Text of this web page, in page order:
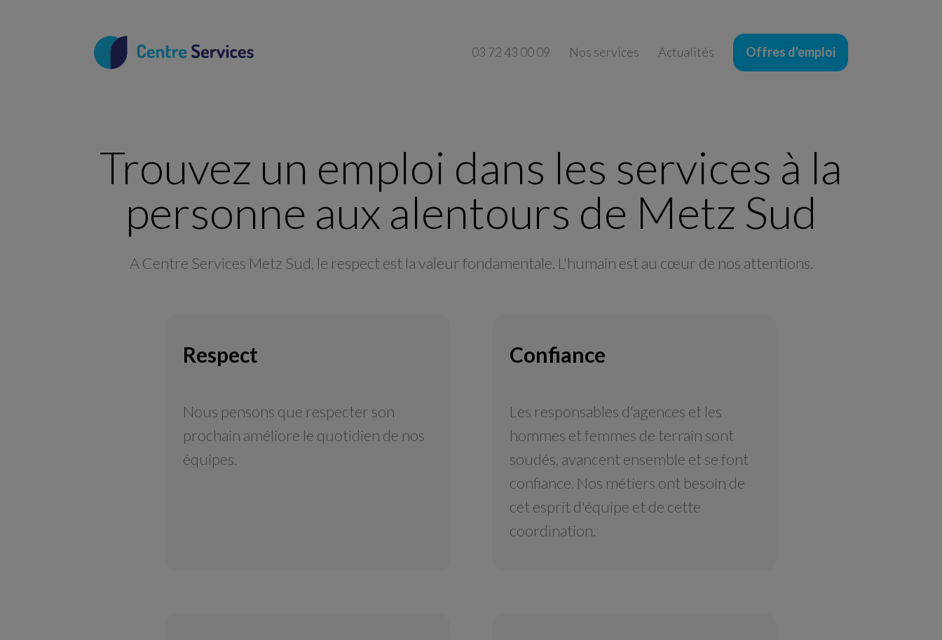
03 72 43 00 09 Nos services Actualités Offres d'emploi
Trouvez un emploi dans les services à la
personne aux alentours de Metz Sud
A Centre Services Metz Sud, le respect est la valeur fondamentale. L'humain est au cœur de nos attentions.
Respect
Nous pensons que respecter son
prochain améliore le quotidien de nos
équipes.
Confiance
Les responsables d'agences et les
hommes et femmes de terrain sont
soudés, avancent ensemble et se font
confiance. Nos métiers ont besoin de
cet esprit d'équipe et de cette
coordination.